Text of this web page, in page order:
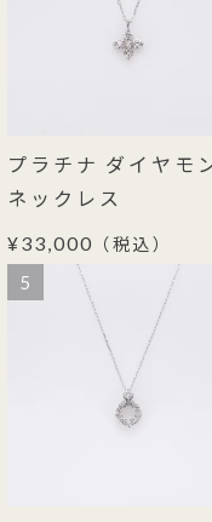
プラチナ ダイヤモ
ネックレス
¥33,000 （税込）
5